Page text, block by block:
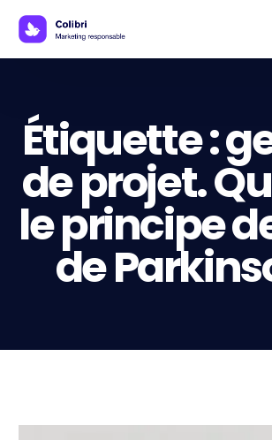
Étiquette :
de projet.
le principe
de